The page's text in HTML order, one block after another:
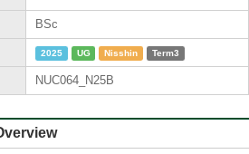
BSc
2025 UG Nisshin Term3
NUC064_N25B